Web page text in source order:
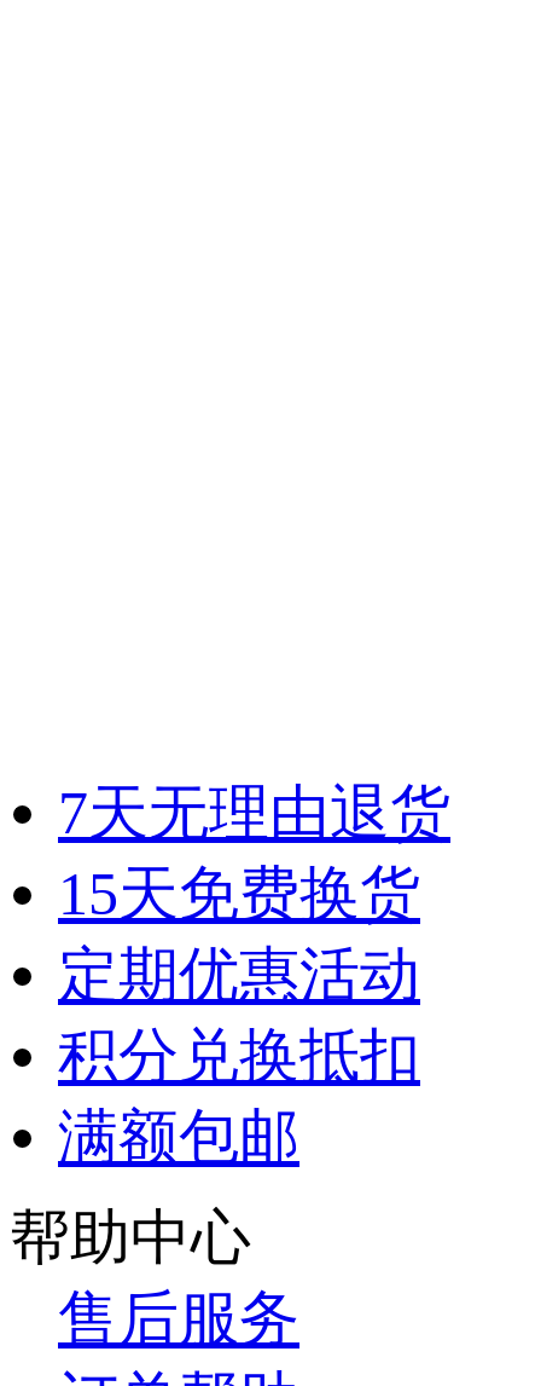
7天无理由退货
15天免费换货
定期优惠活动
积分兑换抵扣
满额包邮
帮助中心
售后服务